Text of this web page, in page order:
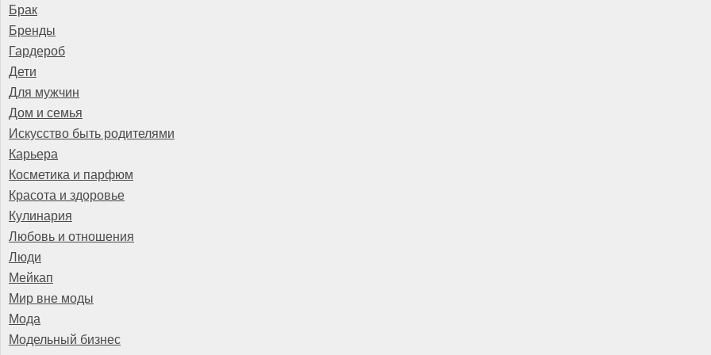
Брак
Бренды
Гардероб
Дети
Для мужчин
Дом и семья
Искусство быть родителями
Карьера
Косметика и парфюм
Красота и здоровье
Кулинария
Любовь и отношения
Люди
Мейкап
Мир вне моды
Мода
Модельный бизнес